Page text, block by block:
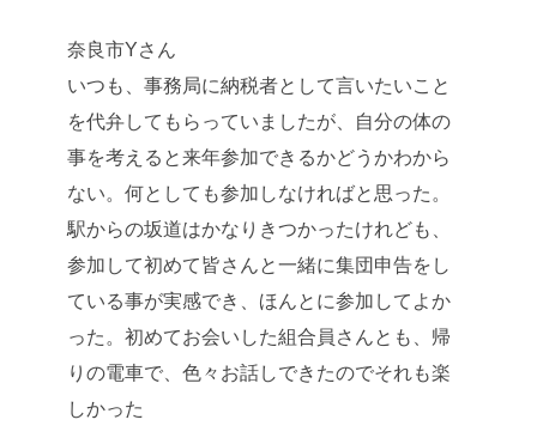
奈良市Yさん
いつも、事務局に納税者として言いたいこと
を代弁してもらっていましたが、自分の体の
事を考えると来年参加できるかどうかわから
ない。何としても参加しなければと思った。
駅からの坂道はかなりきつかったけれども、
参加して初めて皆さんと一緒に集団申告をし
ている事が実感でき、ほんとに参加してよか
った。初めてお会いした組合員さんとも、帰
りの電車で、色々お話しできたのでそれも楽
しかった